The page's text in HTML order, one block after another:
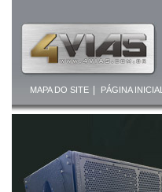
MAPA DO SITE PÁGINA INICIAL